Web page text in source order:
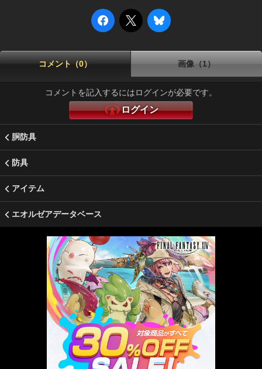
コメント（0） 画像（1）
コメントを記入するにはログインが必要です。
ログイン
胴防具
防具
アイテム
エオルゼアデータベース